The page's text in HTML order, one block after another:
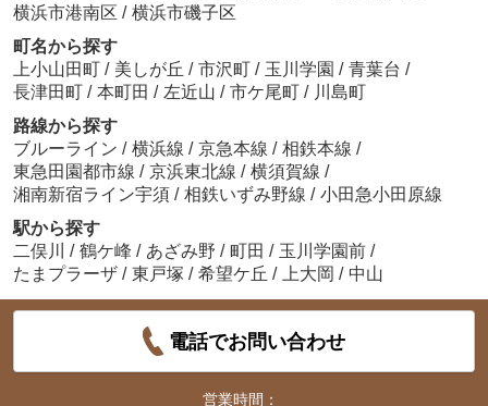
横浜市港南区 / 横浜市磯子区
町名から探す
上小山田町 / 美しが丘 / 市沢町 / 玉川学園 / 青葉台 /
長津田町 / 本町田 / 左近山 / 市ケ尾町 / 川島町
路線から探す
ブルーライン / 横浜線 / 京急本線 / 相鉄本線 /
東急田園都市線 / 京浜東北線 / 横須賀線 /
湘南新宿ライン宇須 / 相鉄いずみ野線 / 小田急小田原線
駅から探す
二俣川
/ 鶴ケ峰 / あざみ野 / 町田 / 玉川学園前 /
たまプラーザ / 東戸塚 / 希望ケ丘 / 上大岡 / 中山
電話でお問い合わせ
営業時間：